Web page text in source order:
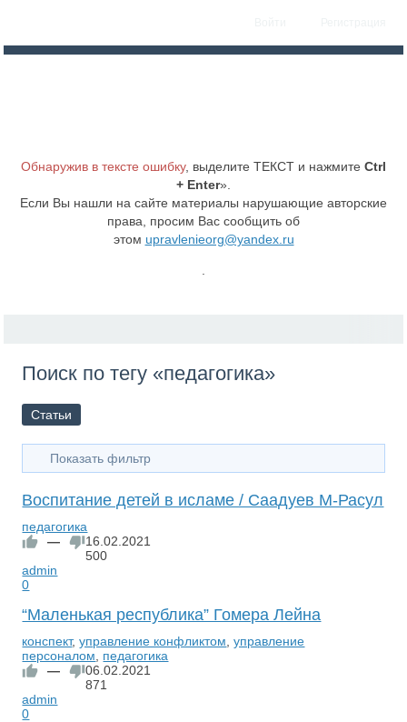
Обнаружив в тексте ошибку, выделите ТЕКСТ и нажмите Ctrl
+ Enter».
Если Вы нашли на сайте материалы нарушающие авторские
права, просим Вас сообщить об
этом upravlenieorg@yandex.ru
Поиск по тегу «педагогика»
Статьи
Показать фильтр
Воспитание детей в исламе / Саадуев М-Расул
педагогика
—
16.02.2021
500
admin
0
“Маленькая республика” Гомера Лейна
конспект,управление конфликтом ,управление
персоналом
педагогика
—
06.02.2021
871
admin
0